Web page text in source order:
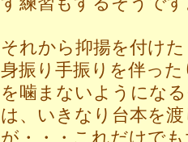
それから抑揚を付け
身振り手振りを伴っ
を噛まないようにな
は、いきなり台本を
が・・・これだけで